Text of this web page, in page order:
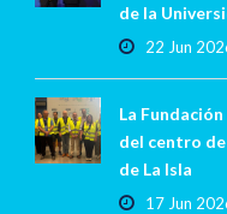
de la
22 Jun
La
del centro
de La Isla
17 Jun